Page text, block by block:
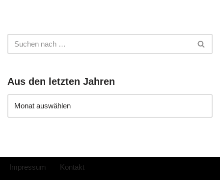
Aus den letzten Jahren
Impressum Kontakt